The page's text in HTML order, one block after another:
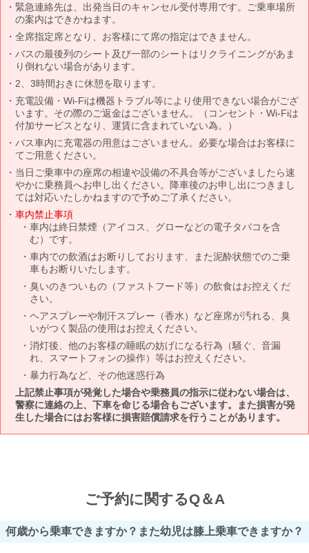
緊急連絡先は、出発当日のキャンセル受付専用です。ご乗車場所
の案内はできかねます。
全席指定席となり、お客様にて席の指定はできません。
バスの最後列のシート及び一部のシートはリクライニングがあま
り倒れない場合があります。
2、3時間おきに休憩を取ります。
充電設備・Wi-Fiは機器トラブル等により使用できない場合がござ
います。その際のご返金はございません。（コンセント・Wi-Fiは
付加サービスとなり、運賃に含まれていない為。）
バス車内に充電器の用意はございません。必要な場合はお客様に
てご用意ください。
当日ご乗車中の座席の相違や設備の不具合等がございましたら速
やかに乗務員へお申し出ください。降車後のお申し出につきまし
ては対応いたしかねますので予めご了承ください。
車内禁止事項
車内は終日禁煙（アイコス、グローなどの電子タバコを含
む）です。
車内での飲酒はお断りしております、また泥酔状態でのご乗
車もお断りいたします。
臭いのきついもの（ファストフード等）の飲食はお控えくだ
さい。
ヘアスプレーや制汗スプレー（香水）など座席が汚れる、臭
いがつく製品の使用はお控えください。
消灯後、他のお客様の睡眠の妨げになる行為（騒ぐ、音漏
れ、スマートフォンの操作）等はお控えください。
暴力行為など、その他迷惑行為
上記禁止事項が発覚した場合や乗務員の指示に従わない場合は、
警察に連絡の上、下車を命じる場合もございます。また損害が発
生した場合にはお客様に損害賠償請求を行うことがあります。
ご予約に関するQ＆A
何歳から乗車できますか？また幼児は膝上乗車できますか？